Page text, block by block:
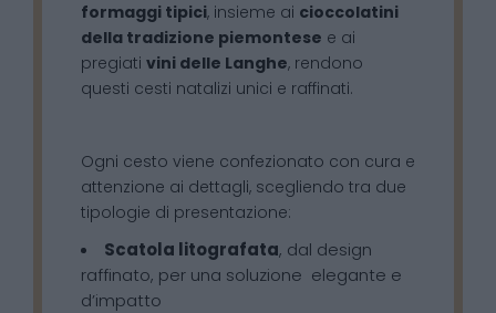
formaggi tipici, insieme ai cioccolatini
della tradizione piemontese e ai
pregiati vini delle Langhe, rendono
questi cesti natalizi unici e raffinati.
Ogni cesto viene confezionato con cura e
attenzione ai dettagli, scegliendo tra due
tipologie di presentazione:
Scatola litografata, dal design
raffinato, per una soluzione elegante e
d’impatto